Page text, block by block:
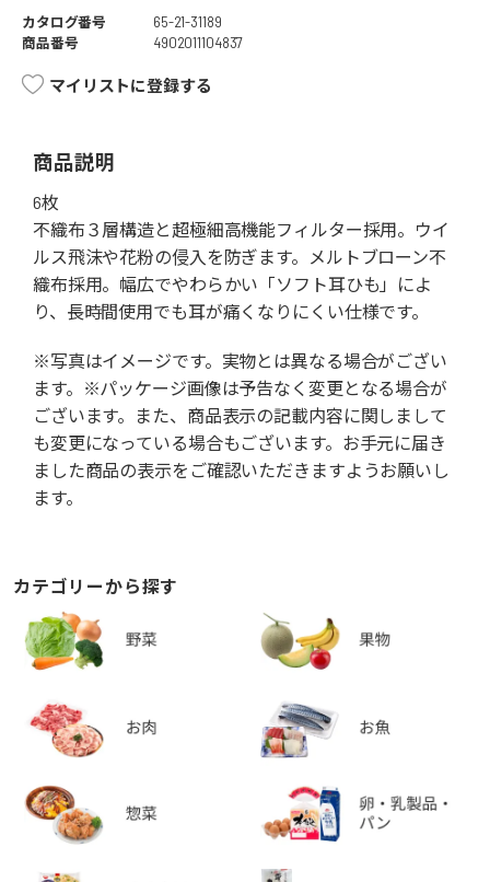
カタログ番号
65-21-31189
商品番号
4902011104837
マイリストに登録する
商品説明
6枚
不織布３層構造と超極細高機能フィルター採用。ウイ
ルス飛沫や花粉の侵入を防ぎます。メルトブローン不
織布採用。幅広でやわらかい「ソフト耳ひも」によ
り、長時間使用でも耳が痛くなりにくい仕様です。
※写真はイメージです。実物とは異なる場合がござい
ます。※パッケージ画像は予告なく変更となる場合が
ございます。また、商品表示の記載内容に関しまして
も変更になっている場合もございます。お手元に届き
ました商品の表示をご確認いただきますようお願いし
ます。
カテゴリーから探す